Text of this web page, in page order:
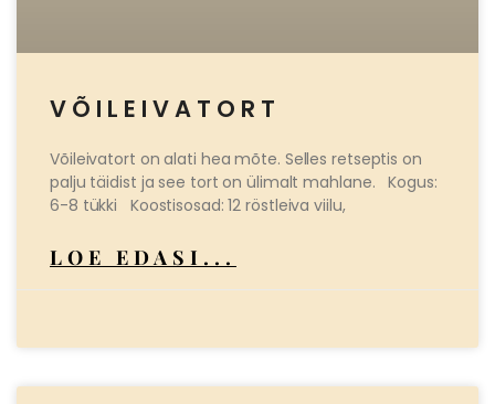
VÕILEIVATORT
Võileivatort on alati hea mõte. Selles retseptis on
palju täidist ja see tort on ülimalt mahlane. Kogus:
6-8 tükki Koostisosad: 12 röstleiva viilu,
LOE EDASI...